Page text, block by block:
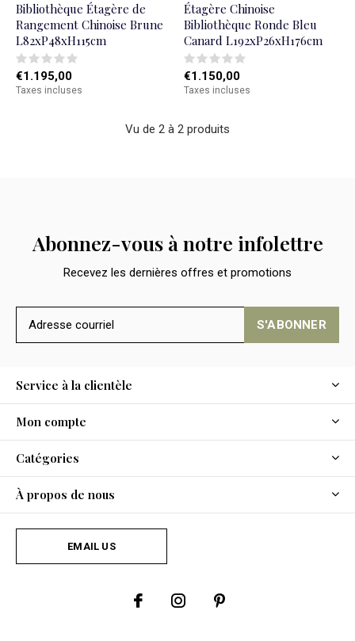
Bibliothèque Étagère de
Rangement Chinoise Brune
L82xP48xH115cm
€1.195,00
Taxes incluses
Étagère Chinoise
Bibliothèque Ronde Bleu
Canard L192xP26xH176cm
€1.150,00
Taxes incluses
Vu de 2 à 2 produits
Abonnez-vous à notre infolettre
Recevez les dernières offres et promotions
S'ABONNER
Service à la clientèle
Mon compte
Catégories
À propos de nous
EMAIL US